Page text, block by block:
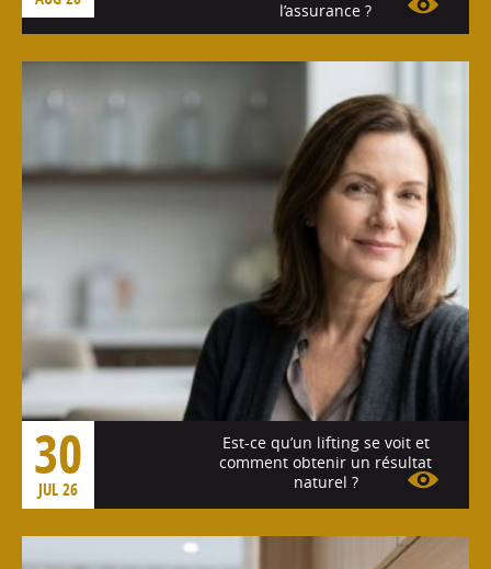
l’assurance ?
Voir l'article
30
JUL 26
Est-ce qu’un lifting se voit et
comment obtenir un résultat
naturel ?
Voir l'article